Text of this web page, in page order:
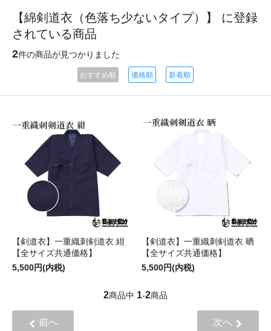
【綿剣道衣（色落ち少ないタイプ）】 に登録
されている商品
2件の商品が見つかりました
おすすめ順 価格順 新着順
【剣道衣】一重織刺剣道衣 紺
【全サイズ共通価格】
5,500円(内税)
【剣道衣】一重織刺剣道衣 晒
【全サイズ共通価格】
5,500円(内税)
2商品中 1-2商品
前へ 次へ